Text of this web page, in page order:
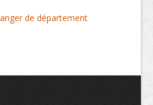
de département